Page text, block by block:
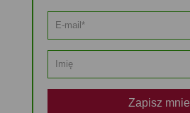
Zapisz mnie